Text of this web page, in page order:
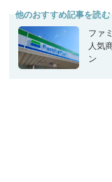
他のおすすめ記事を読む
ファ
人気
ン